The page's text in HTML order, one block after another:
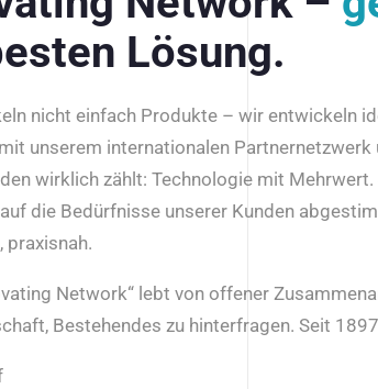
Lösung.
nicht einfach Produkte – wir entwickeln
unserem internationalen Partnernetzwerk
wirklich zählt: Technologie mit
die Bedürfnisse unserer Kunden
praxisnah.
Network“ lebt von offener
Bestehendes zu hinterfragen. Seit